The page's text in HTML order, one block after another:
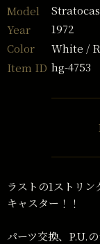
Model
Year
1972
Color
White /
Item ID hg-4753
ラストの1ストリ
キャスター！！
パーツ交換、P.U.